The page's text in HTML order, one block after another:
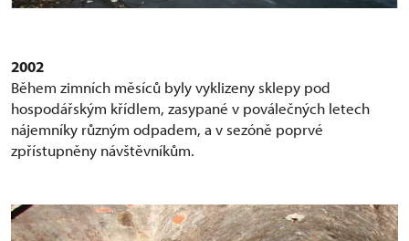
2002
Během zimních měsíců byly vyklizeny sklepy pod
hospodářským křídlem, zasypané v poválečných letech
nájemníky různým odpadem, a v sezóně poprvé
zpřístupněny návštěvníkům.